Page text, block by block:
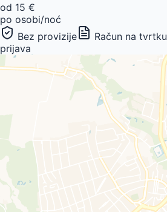
od 15 €
po osobi/noć
Bez provizije
Račun na tvrtku
prijava